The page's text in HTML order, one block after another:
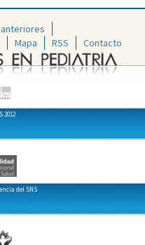
Mapa RSS Contacto
2012
del SNS